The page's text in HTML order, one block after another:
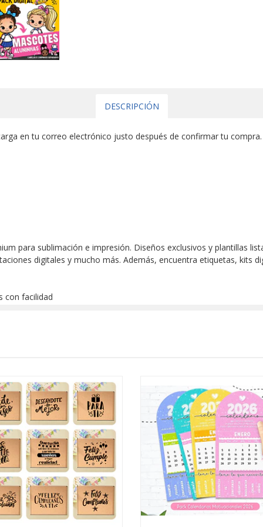
DESCRIPCIÓN
en tu correo electrónico justo después de confirmar tu compra.
para sublimación e impresión. Diseños exclusivos y plantillas
digitales y mucho más. Además, encuentra etiquetas, kits
con facilidad